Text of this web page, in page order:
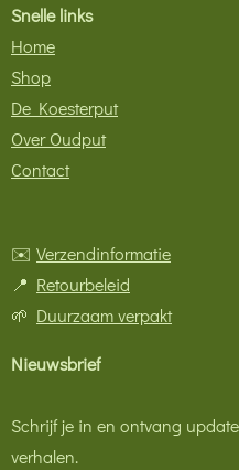
Snelle links
Home
Shop
De Koesterput
Over Oudput
Contact
✉️ Verzendinformatie
📍 Retourbeleid
🌱 Duurzaam verpakt
Nieuwsbrief
Schrijf je in en ontvang
verhalen.